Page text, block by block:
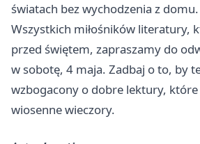
światach bez wychodzenia z domu.
Wszystkich miłośników literatury,
przed świętem, zapraszamy do
w sobotę, 4 maja. Zadbaj o to, by
wzbogacony o dobre lektury, które
wiosenne wieczory.